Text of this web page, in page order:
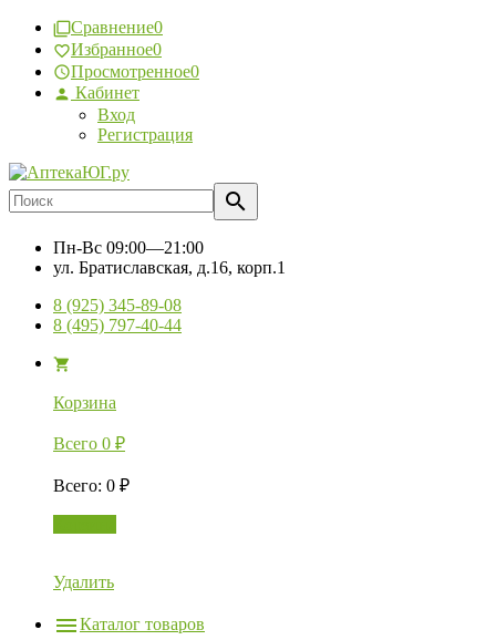
Сравнение0
Избранное0
Просмотренное0
Кабинет
Вход
Регистрация
Пн-Вс 09:00—21:00
ул. Братиславская, д.16, корп.1
8 (925) 345-89-08
8 (495) 797-40-44
Корзина
Всего 0 ₽
Всего: 0 ₽
Удалить
Каталог товаров